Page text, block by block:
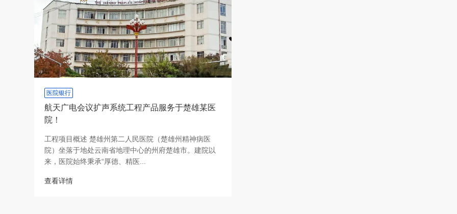
医院银行
航天广电会议扩声系统工程产品服务于楚雄某医
院！
工程项目概述 楚雄州第二人民医院（楚雄州精神病医
院）坐落于地处云南省地理中心的州府楚雄市。建院以
来，医院始终秉承“厚德、精医...
查看详情